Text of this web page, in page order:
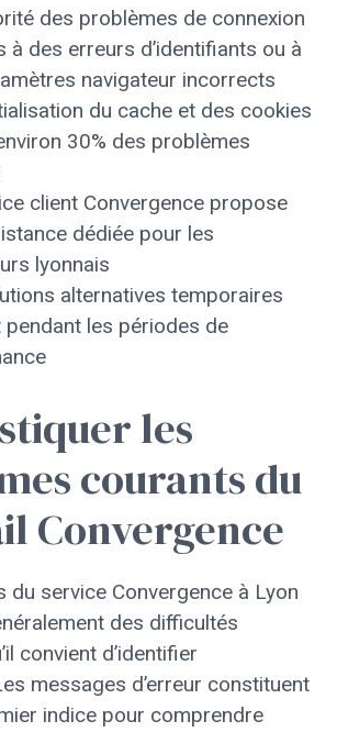
des problèmes de connexion
à des erreurs d’identifiants ou à
navigateur incorrects
du cache et des cookies
30% des problèmes
client Convergence propose
dédiée pour les
lyonnais
alternatives temporaires
pendant les périodes de
les
courants du
Convergence
du service Convergence à Lyon
des difficultés
convient d’identifier
messages d’erreur constituent
indice pour comprendre